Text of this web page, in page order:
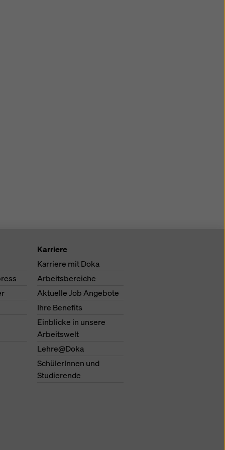
Karriere
Karriere mit Doka
Arbeitsbereiche
Aktuelle Job Angebote
Ihre Benefits
Einblicke in unsere
Arbeitswelt
Lehre@Doka
SchülerInnen und
Studierende